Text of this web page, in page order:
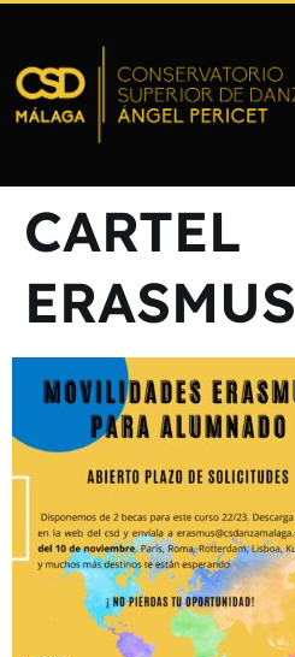
CARTEL
ERASMUS